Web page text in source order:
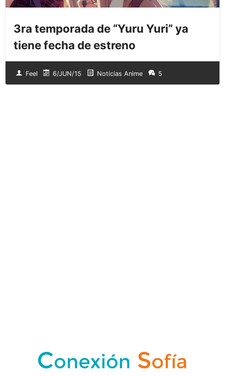
3ra temporada de “Yuru Yuri” ya
tiene fecha de estreno
Feel 6/JUN/15 Noticias Anime 5